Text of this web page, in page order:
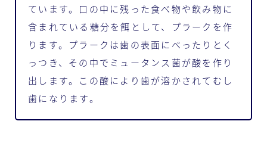
ています。口の中に残った食べ物や飲み物に
含まれている糖分を餌として、プラークを作
ります。プラークは歯の表面にべったりとく
っつき、その中でミュータンス菌が酸を作り
出します。この酸により歯が溶かされてむし
歯になります。